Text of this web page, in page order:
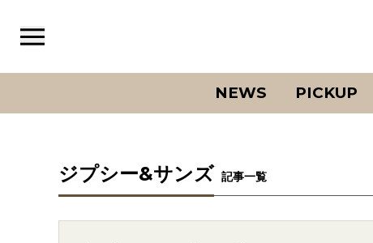
NEWS PICKUP
ジプシー&サンズ 記事一覧